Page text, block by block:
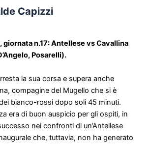
Capizzi
giornata n.17: Antellese vs Cavallina
Posarelli).
la sua corsa e supera anche
compagine del Mugello che si è
bianco-rossi dopo soli 45 minuti.
era di buon auspicio per gli ospiti, in
nei confronti di un’Antellese
che, tuttavia, non ha generato